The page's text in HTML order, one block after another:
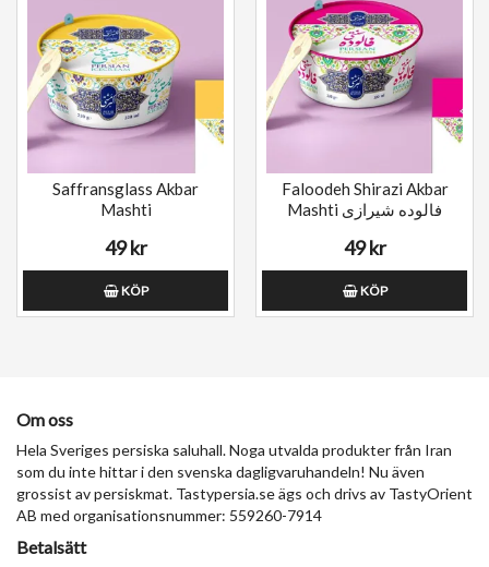
Saffransglass Akbar
Mashti
49 kr
KÖP
Faloodeh Shirazi Akbar
Mashti فالوده شیرازی
49 kr
KÖP
Om oss
Hela Sveriges persiska saluhall. Noga utvalda produkter från Iran
som du inte hittar i den svenska dagligvaruhandeln! Nu även
grossist av persiskmat. Tastypersia.se ägs och drivs av TastyOrient
AB med organisationsnummer: 559260-7914
Betalsätt